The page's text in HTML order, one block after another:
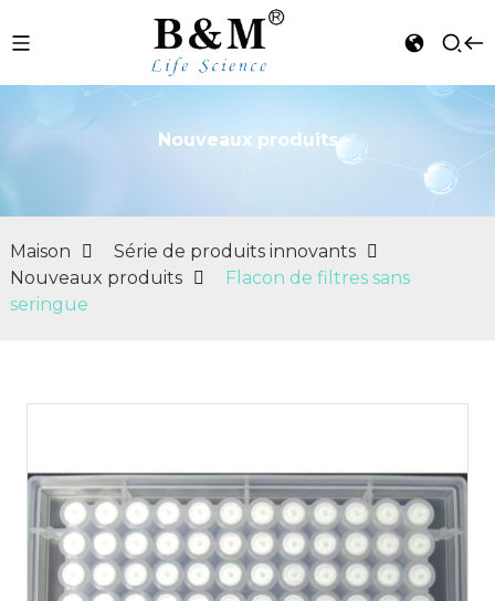
Nouveaux produits
Maison
Série de produits innovants
Nouveaux produits
Flacon de filtres sans
seringue